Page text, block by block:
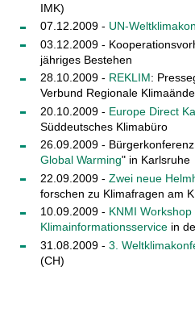
IMK)
07.12.2009 - UN-
03.12.2009 -
jähriges Bestehen
28.10.2009 - REKLIM:
Verbund Regionale
20.10.2009 - Europe Direct
Süddeutsches Klimabüro
26.09.2009 -
Global Warming" in Karlsruhe
22.09.2009 - Zwei neue
forschen zu Klimafragen am
10.09.2009 - KNMI Workshop
Klimainformationsservicein
31.08.2009 - 3.
(CH)